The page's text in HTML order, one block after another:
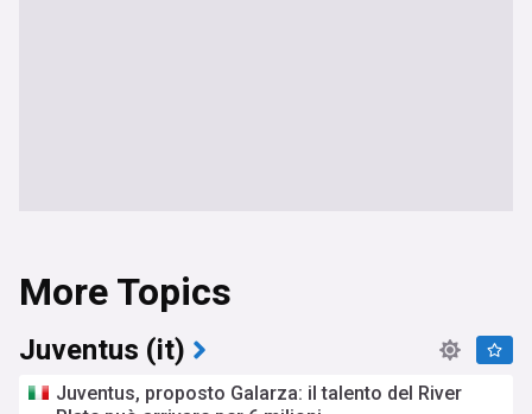
More Topics
Juventus (it)
Juventus, proposto Galarza: il talento del River